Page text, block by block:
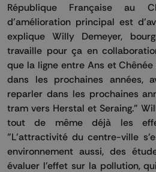
République Française au
d'amélioration principal est
explique Willy Demeyer,
travaille pour ça en
que la ligne entre Ans et
dans les prochaines années,
reparler dans les prochaines
tram vers Herstal et Seraing."
tout de même déjà les
"L'attractivité du centre-ville
environnement aussi, des
évaluer l'effet sur la pollution,